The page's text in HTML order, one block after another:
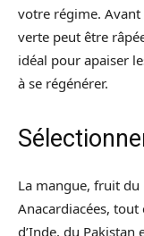
votre régime. Avant
verte peut être
idéal pour apaiser
à se régénérer.
La mangue, fruit
Anacardiacées,
d’Inde, du Pakistan